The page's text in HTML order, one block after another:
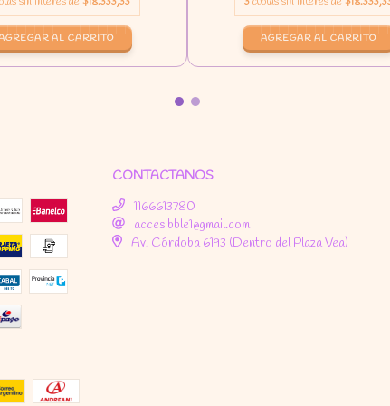
CONTACTANOS
1166613780
accesibble1@gmail.com
Av. Córdoba 6193 (Dentro del Plaza Vea)